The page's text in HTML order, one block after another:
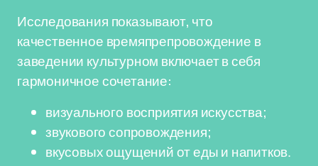
Исследования показывают, что
качественное времяпрепровождение в
заведении культурном включает в себя
гармоничное сочетание:
визуального восприятия искусства;
звукового сопровождения;
вкусовых ощущений от еды и напитков.